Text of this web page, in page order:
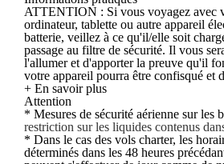
ATTENTION : Si vous voyagez avec
ordinateur, tablette ou autre appareil
batterie, veillez à ce qu'il/elle soit
passage au filtre de sécurité. Il vous
l'allumer et d'apporter la preuve qu'il
votre appareil pourra être confisqué et
+ En savoir plus
Attention
* Mesures de sécurité aérienne sur les
restriction sur les liquides contenus
* Dans le cas des vols charter, les
déterminés dans les 48 heures